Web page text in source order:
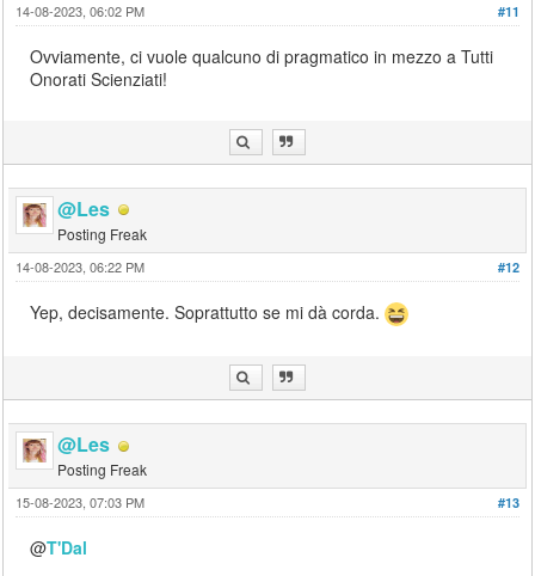
#11
14-08-2023, 06:02 PM
Ovviamente, ci vuole qualcuno di pragmatico in mezzo a Tutti
Onorati Scienziati!
@Les
Posting Freak
#12
14-08-2023, 06:22 PM
Yep, decisamente. Soprattutto se mi dà corda.
@Les
Posting Freak
#13
15-08-2023, 07:03 PM
@T'Dal